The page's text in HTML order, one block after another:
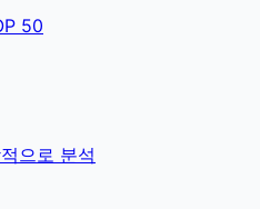
50
으로 분석